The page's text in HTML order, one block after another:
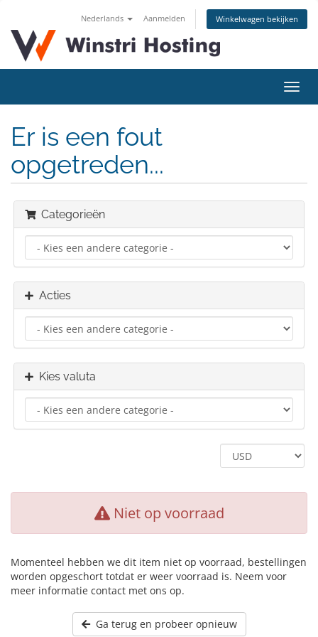
Nederlands Aanmelden Winkelwagen bekijken
in-/
Er is een fout
opgetreden...
Categorieën
Acties
Kies valuta
Niet op voorraad
Momenteel hebben we dit item niet op voorraad, bestellingen
worden opgeschort totdat er weer voorraad is. Neem voor
meer informatie contact met ons op.
Ga terug en probeer opnieuw